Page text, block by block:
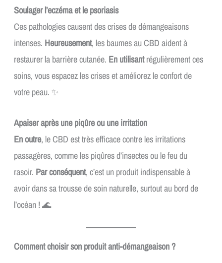
Soulager l’eczéma et le psoriasis
Ces pathologies causent des crises de démangeaisons
intenses. Heureusement, les baumes au CBD aident à
restaurer la barrière cutanée. En utilisantrégulièrement ces
soins, vous espacez les crises et améliorez le confort de
votre peau. ✨
Apaiser après une piqûre ou une irritation
En outre, le CBD est très efficace contre les irritations
passagères, comme les piqûres d’insectes ou le feu du
rasoir. Par conséquent, c’est un produit indispensable à
avoir dans sa trousse de soin naturelle, surtout au bord de
l’océan ! 🌊
Comment choisir son produit anti-démangeaison ?